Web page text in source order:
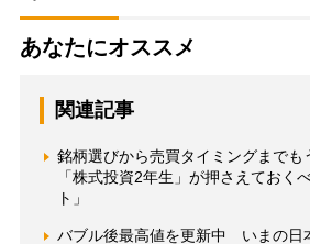
あなたにオススメ
関連記事
銘柄選びから売買タイミングまで
「株式投資2年生」が押さえておく
ト」
バブル後最高値を更新中 いまの日